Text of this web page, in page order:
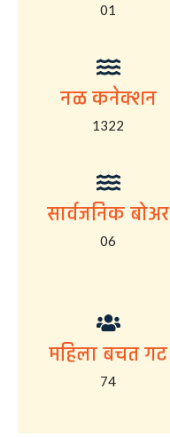
01
नळ कनेक्शन
1322
सार्वजनिक बोअर
06
महिला बचत गट
74